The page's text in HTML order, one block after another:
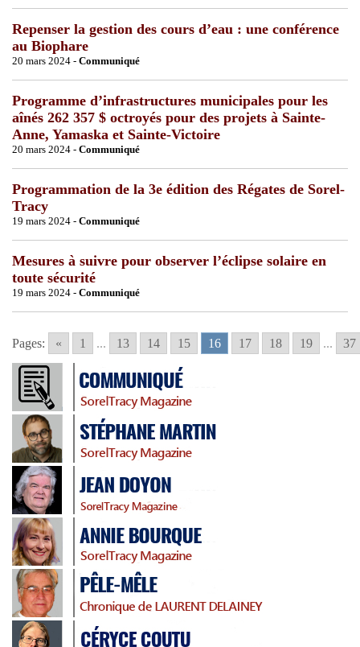
Repenser la gestion des cours d’eau : une conférence
au Biophare
20 mars 2024 - Communiqué
Programme d’infrastructures municipales pour les
aînés 262 357 $ octroyés pour des projets à Sainte-
Anne, Yamaska et Sainte-Victoire
20 mars 2024 - Communiqué
Programmation de la 3e édition des Régates de Sorel-
Tracy
19 mars 2024 - Communiqué
Mesures à suivre pour observer l’éclipse solaire en
toute sécurité
19 mars 2024 - Communiqué
Pages: « 1 ... 13 14 15 16 17 18 19 ... 37